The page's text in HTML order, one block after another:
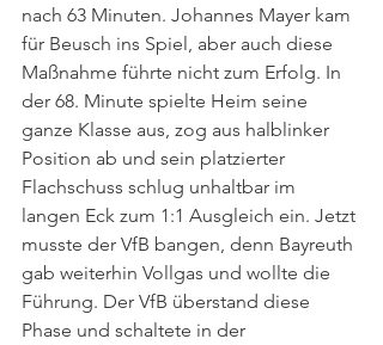
nach 63 Minuten. Johannes Mayer kam
für Beusch ins Spiel, aber auch diese
Maßnahme führte nicht zum Erfolg. In
der 68. Minute spielte Heim seine
ganze Klasse aus, zog aus halblinker
Position ab und sein platzierter
Flachschuss schlug unhaltbar im
langen Eck zum 1:1 Ausgleich ein. Jetzt
musste der VfB bangen, denn Bayreuth
gab weiterhin Vollgas und wollte die
Führung. Der VfB überstand diese
Phase und schaltete in der